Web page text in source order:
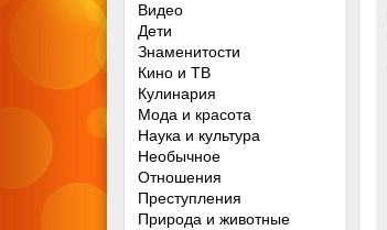
Видео
Дети
Знаменитости
Кино и ТВ
Кулинария
Мода и красота
Наука и культура
Необычное
Отношения
Преступления
Природа и животные